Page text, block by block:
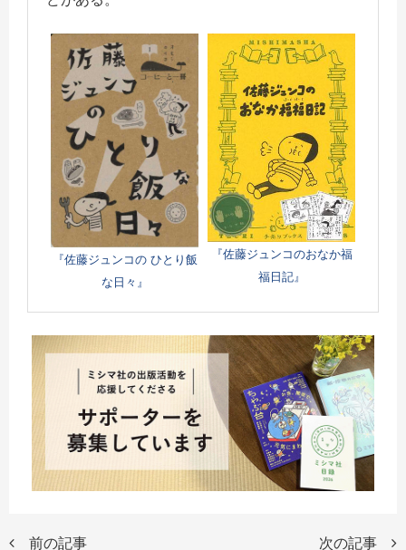
『佐藤ジュンコの ひとり飯
な日々』
『佐藤ジュンコのおなか福
福日記』
前の記事 次の記事